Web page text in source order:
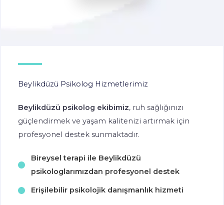
Beylikdüzü Psikolog Hizmetlerimiz
Beylikdüzü psikolog ekibimiz, ruh sağlığınızı
güçlendirmek ve yaşam kalitenizi artırmak için
profesyonel destek sunmaktadır.
Bireysel terapi ile Beylikdüzü
psikologlarımızdan profesyonel destek
Erişilebilir psikolojik danışmanlık hizmeti